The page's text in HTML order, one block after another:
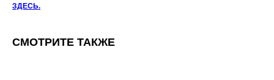
ЗДЕСЬ.
СМОТРИТЕ ТАКЖЕ